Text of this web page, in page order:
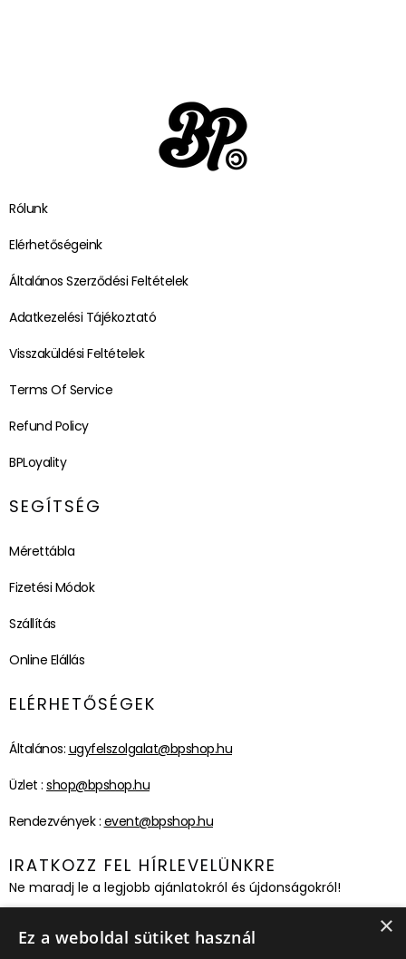
Rólunk
Elérhetőségeink
Általános Szerződési Feltételek
Adatkezelési Tájékoztató
Visszaküldési Feltételek
Terms Of Service
Refund Policy
BPLoyality
SEGÍTSÉG
Mérettábla
Fizetési Módok
Szállítás
Online Elállás
ELÉRHETŐSÉGEK
Általános: ugyfelszolgalat@bpshop.hu
Üzlet : shop@bpshop.hu
Rendezvények : event@bpshop.hu
IRATKOZZ FEL HÍRLEVELÜNKRE
Ne maradj le a legjobb ajánlatokról és újdonságokról!
Feliratkozom! ×
Ez a weboldal sütiket használ